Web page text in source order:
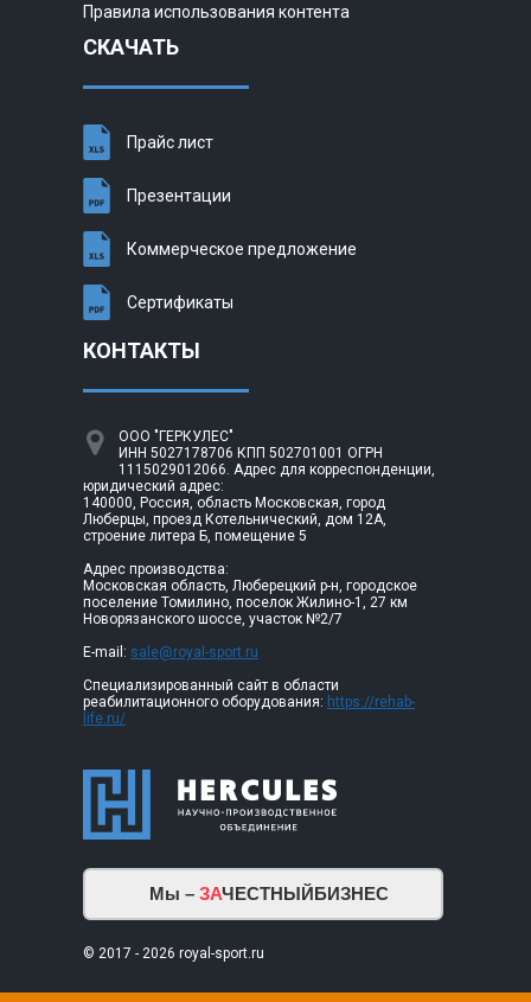
Правила использования контента
СКАЧАТЬ
Прайс лист
Презентации
Коммерческое предложение
Сертификаты
КОНТАКТЫ
ООО "ГЕРКУЛЕС"
ИНН 5027178706 КПП 502701001 ОГРН
1115029012066. Адрес для корреспонденции,
юридический адрес:
140000, Россия, область Московская, город
Люберцы, проезд Котельнический, дом 12А,
строение литера Б, помещение 5
Адрес производства:
Московская область, Люберецкий р-н, городское
поселение Томилино, поселок Жилино-1, 27 км
Новорязанского шоссе, участок №2/7
E-mail: sale@royal-sport.ru
Специализированный сайт в области
реабилитационного оборудования: https://rehab-
life.ru/
Мы – ЗАЧЕСТНЫЙБИЗНЕС
© 2017 - 2026 royal-sport.ru